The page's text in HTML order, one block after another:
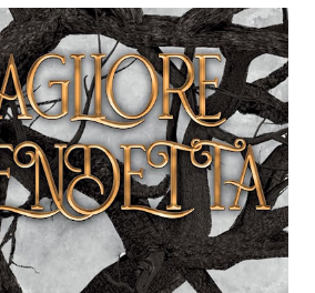
dedicata alle leggende su queste
non è brava con le persone. E
del 1909, arriva nel remoto
ha alcuna intenzione di fare
abitanti. Né tanto meno le interessa
con l'altro nuovo arrivato: Wendell
in grado di ammaliare